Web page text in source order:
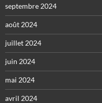
septembre 2024
août 2024
juillet 2024
juin 2024
mai 2024
avril 2024